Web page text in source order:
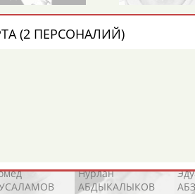
Назир
АБДУЛЛАЕВ
специалисте или исправить
одни из главных патриотов
Нурлан
АБДЫКАЛЫКОВ
(2 ПЕРСОНАЛИЙ)